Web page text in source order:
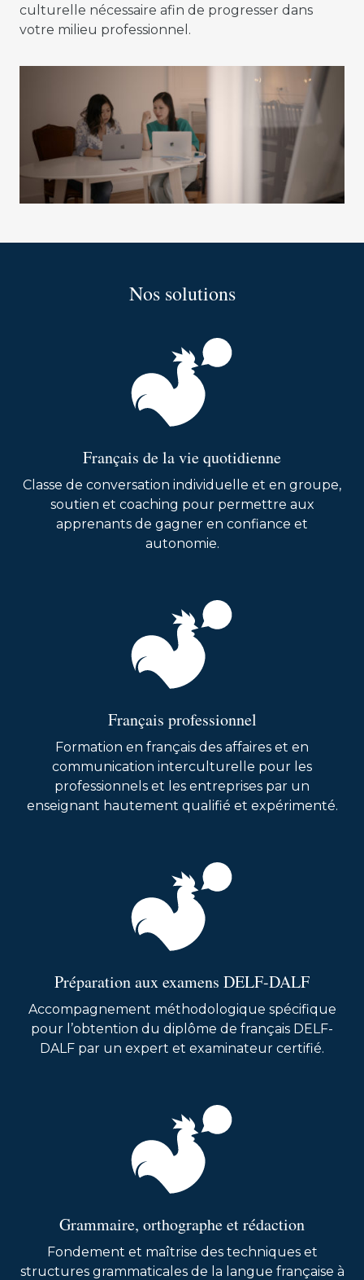
culturelle nécessaire afin de progresser dans
votre milieu professionnel.
Nos solutions
Français de la vie quotidienne
Classe de conversation individuelle et en groupe,
soutien et coaching pour permettre aux
apprenants de gagner en confiance et
autonomie.
Français professionnel
Formation en français des affaires et en
communication interculturelle pour les
professionnels et les entreprises par un
enseignant hautement qualifié et expérimenté.
Préparation aux examens DELF-DALF
Accompagnement méthodologique spécifique
pour l’obtention du diplôme de français DELF-
DALF par un expert et examinateur certifié.
Grammaire, orthographe et rédaction
Fondement et maîtrise des techniques et
structures grammaticales de la langue française à